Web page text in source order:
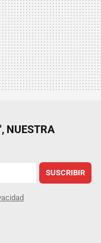
NUESTRA
SUSCRIBIR